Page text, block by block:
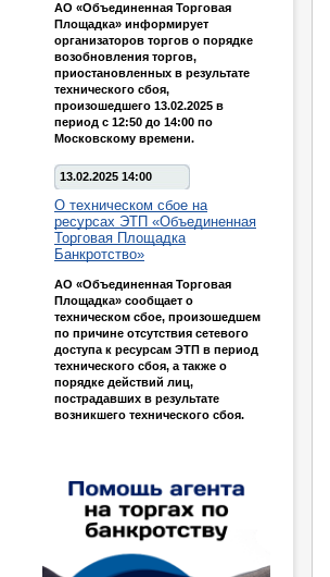
АО «Объединенная Торговая
Площадка» информирует
организаторов торгов о порядке
возобновления торгов,
приостановленных в результате
технического сбоя,
произошедшего 13.02.2025 в
период с 12:50 до 14:00 по
Московскому времени.
13.02.2025 14:00
О техническом сбое на
ресурсах ЭТП «Объединенная
Торговая Площадка
Банкротство»
АО «Объединенная Торговая
Площадка» сообщает о
техническом сбое, произошедшем
по причине отсутствия сетевого
доступа к ресурсам ЭТП в период
технического сбоя, а также о
порядке действий лиц,
пострадавших в результате
возникшего технического сбоя.